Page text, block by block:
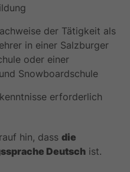
der Tätigkeit als
in einer Salzburger
oder einer
Snowboardschule
erforderlich
hin, dass die
Deutsch ist.